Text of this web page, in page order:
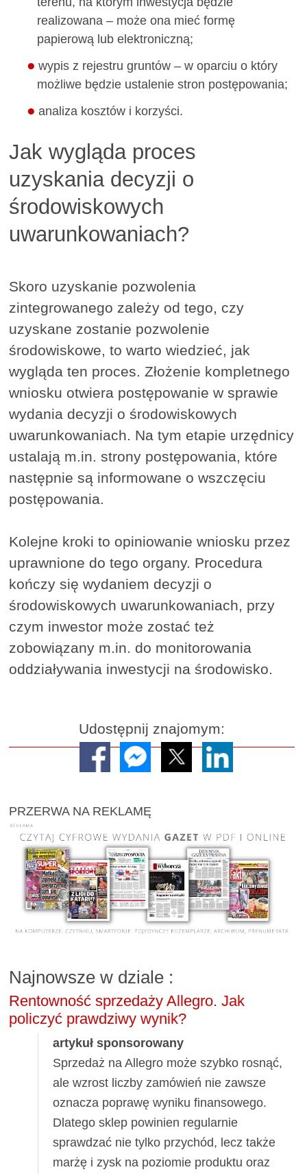
realizowana – może ona mieć formę
papierową lub elektroniczną;
wypis z rejestru gruntów – w oparciu o który
możliwe będzie ustalenie stron postępowania;
analiza kosztów i korzyści.
Jak wygląda proces
uzyskania decyzji o
środowiskowych
uwarunkowaniach?
Skoro uzyskanie pozwolenia
zintegrowanego zależy od tego, czy
uzyskane zostanie pozwolenie
środowiskowe, to warto wiedzieć, jak
wygląda ten proces. Złożenie kompletnego
wniosku otwiera postępowanie w sprawie
wydania decyzji o środowiskowych
uwarunkowaniach. Na tym etapie urzędnicy
ustalają m.in. strony postępowania, które
następnie są informowane o wszczęciu
postępowania.
Kolejne kroki to opiniowanie wniosku przez
uprawnione do tego organy. Procedura
kończy się wydaniem decyzji o
środowiskowych uwarunkowaniach, przy
czym inwestor może zostać też
zobowiązany m.in. do monitorowania
oddziaływania inwestycji na środowisko.
Udostępnij znajomym:
PRZERWA NA REKLAMĘ
Najnowsze w dziale :
Rentowność sprzedaży Allegro. Jak
policzyć prawdziwy wynik?
artykuł sponsorowany
Sprzedaż na Allegro może szybko rosnąć,
ale wzrost liczby zamówień nie zawsze
oznacza poprawę wyniku finansowego.
Dlatego sklep powinien regularnie
sprawdzać nie tylko przychód, lecz także
marżę i zysk na poziomie produktu oraz